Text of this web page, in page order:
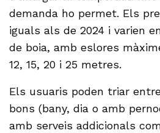
demanda ho permet. Els
iguals als de 2024 i varien
de boia, amb eslores
12, 15, 20 i 25 metres.
Els usuaris poden triar
bons (bany, dia o amb
amb serveis addicionals